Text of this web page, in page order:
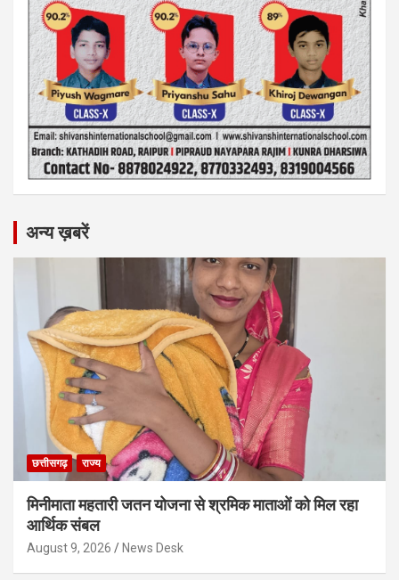
अन्य ख़बरें
छत्तीसगढ़ राज्य
मिनीमाता महतारी जतन योजना से श्रमिक माताओं को मिल रहा
आर्थिक संबल
August 9, 2026 News Desk